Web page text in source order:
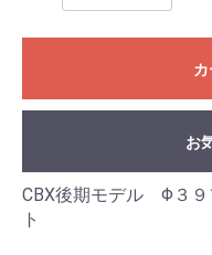
お
CBX後期モデル Φ３
ト